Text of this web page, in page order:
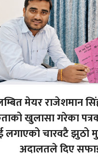
मेयर राजेशमान
खुलासा गरेका
लगाएको चारवटै झुठो
अदालतले दिए